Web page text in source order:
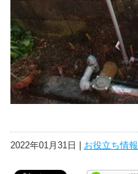
2022年01月31日 | お役立ち情報